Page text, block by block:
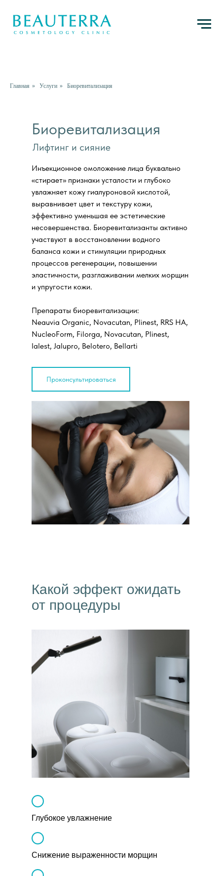
Главная » Услуги » Биоревитализация
Биоревитализация
Инъекционное омоложение лица буквально
«стирает» признаки усталости и глубоко
увлажняет кожу гиалуроновой кислотой,
выравнивает цвет и текстуру кожи,
эффективно уменьшая ее эстетические
несовершенства. Биоревитализанты активно
участвуют в восстановлении водного
баланса кожи и стимуляции природных
процессов регенерации, повышении
эластичности, разглаживании мелких морщин
и упругости кожи.
Препараты биоревитализации:
Neauvia Organic, Novacutan, Plinest, RRS HA,
NucleoForm, Filorga, Novacutan, Plinest,
Ialest, Jalupro, Belotero, Bellarti
Проконсультироваться
Лифтинг и сияние
Какой эффект ожидать
от процедуры
Глубокое увлажнение
Снижение выраженности морщин